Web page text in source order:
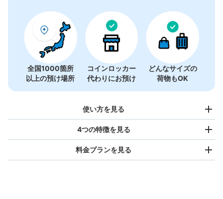
全国1000箇所
以上の預け場所
コインロッカー
代わりにお預け
どんなサイズの
荷物もOK
使い方を見る
4つの特徴を見る
料金プランを見る